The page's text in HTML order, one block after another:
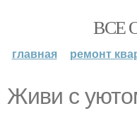
ВСЕ
главная ремонт
Живи с